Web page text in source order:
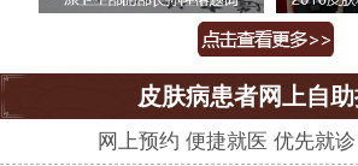
皮肤病患者网上自
网上预约 便捷就医 优先就